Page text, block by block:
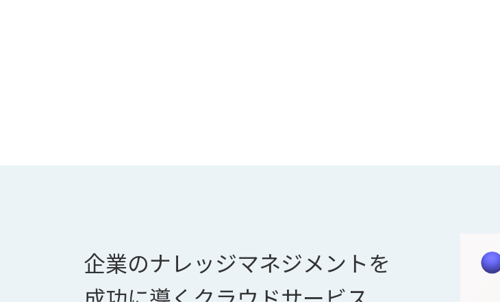
企業のナレッジマネジメントを
成功に導くクラウドサービス